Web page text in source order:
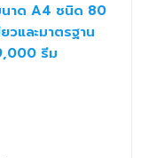
นาด A4 ชนิด 80
วและมาตรฐาน
รีม